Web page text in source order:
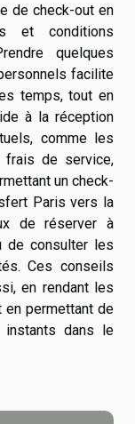
de check-out en
et conditions
quelques
facilite
temps, tout en
à la réception
comme les
frais de service,
un check-
Paris vers la
de réserver à
de consulter les
Ces conseils
en rendant les
permettant de
instants dans le